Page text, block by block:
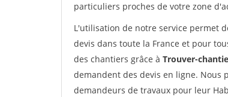
particuliers proches de votre zone
L'utilisation de notre service permet
devis dans toute la France et pour
des chantiers grâce à Trouver-
demandent des devis en ligne. Nous
demandeurs de travaux pour leur